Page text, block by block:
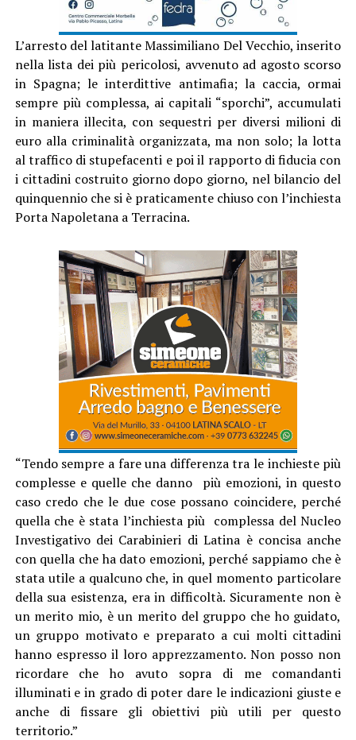
L’arresto del latitante Massimiliano Del Vecchio, inserito
nella lista dei più pericolosi, avvenuto ad agosto scorso
in Spagna; le interdittive antimafia; la caccia, ormai
sempre più complessa, ai capitali “sporchi”, accumulati
in maniera illecita, con sequestri per diversi milioni di
euro alla criminalità organizzata, ma non solo; la lotta
al traffico di stupefacenti e poi il rapporto di fiducia con
i cittadini costruito giorno dopo giorno, nel bilancio del
quinquennio che si è praticamente chiuso con l’inchiesta
Porta Napoletana a Terracina.
“Tendo sempre a fare una differenza tra le inchieste più
complesse e quelle che danno più emozioni, in questo
caso credo che le due cose possano coincidere, perché
quella che è stata l’inchiesta più complessa del Nucleo
Investigativo dei Carabinieri di Latina è concisa anche
con quella che ha dato emozioni, perché sappiamo che è
stata utile a qualcuno che, in quel momento particolare
della sua esistenza, era in difficoltà. Sicuramente non è
un merito mio, è un merito del gruppo che ho guidato,
un gruppo motivato e preparato a cui molti cittadini
hanno espresso il loro apprezzamento. Non posso non
ricordare che ho avuto sopra di me comandanti
illuminati e in grado di poter dare le indicazioni giuste e
anche di fissare gli obiettivi più utili per questo
territorio.”